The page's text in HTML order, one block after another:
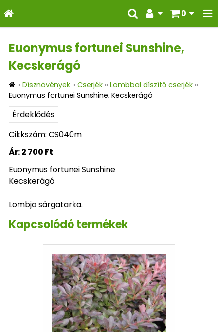
0
Euonymus fortunei Sunshine,
Kecskerágó
» Dísznövények » Cserjék » Lombbal díszítő cserjék »
Euonymus fortunei Sunshine, Kecskerágó
Érdeklődés
Cikkszám: CS040m
Ár:2 700 Ft
Euonymus fortunei Sunshine
Kecskerágó
Lombja sárgatarka.
Kapcsolódó termékek